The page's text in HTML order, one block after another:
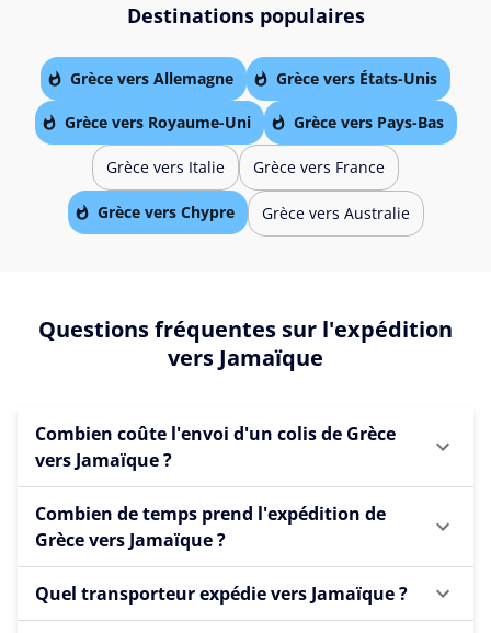
Destinations populaires
Grèce vers Allemagne Grèce vers États-Unis
Grèce vers Royaume-Uni Grèce vers Pays-Bas
Grèce vers Italie Grèce vers France
Grèce vers Chypre Grèce vers Australie
Questions fréquentes sur l'expédition
vers Jamaïque
Combien coûte l'envoi d'un colis de Grèce
vers Jamaïque ?
Combien de temps prend l'expédition de
Grèce vers Jamaïque ?
Quel transporteur expédie vers Jamaïque ?